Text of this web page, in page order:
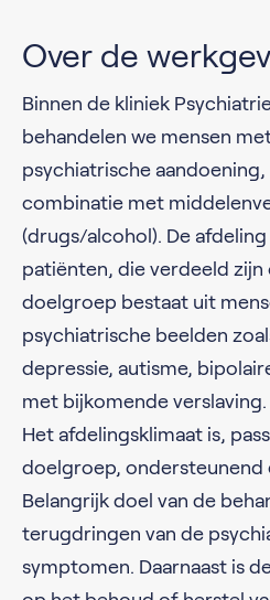
Over de
Binnen de kliniek
behandelen we mensen
psychiatrische aandoening,
combinatie met
(drugs/alcohol). De
patiënten, die verdeeld
doelgroep bestaat uit
psychiatrische beelden
depressie, autisme,
met bijkomende verslaving.
Het afdelingsklimaat is,
doelgroep,
Belangrijk doel van de
terugdringen van de
symptomen. Daarnaast is